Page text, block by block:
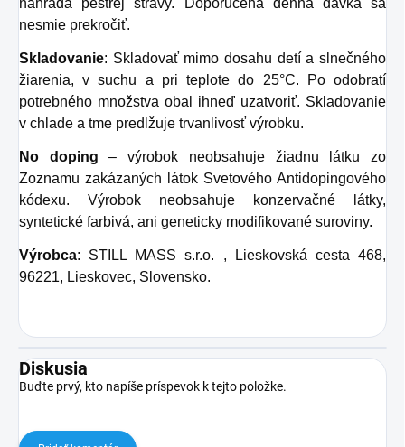
náhrada pestrej stravy. Doporučená denná dávka sa
nesmie prekročiť.
Skladovanie: Skladovať mimo dosahu detí a slnečného
žiarenia, v suchu a pri teplote do 25°C. Po odobratí
potrebného množstva obal ihneď uzatvoriť. Skladovanie
v chlade a tme predlžuje trvanlivosť výrobku.
No doping – výrobok neobsahuje žiadnu látku zo
Zoznamu zakázaných látok Svetového Antidopingového
kódexu. Výrobok neobsahuje konzervačné látky,
syntetické farbivá, ani geneticky modifikované suroviny.
Výrobca: STILL MASS s.r.o. ,
Lieskovská cesta 468,
96221, Lieskovec, Slovensko.
Diskusia
Buďte prvý, kto napíše príspevok k tejto položke.